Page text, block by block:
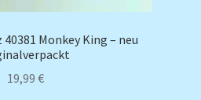
Monkey King – neu
19,99 €